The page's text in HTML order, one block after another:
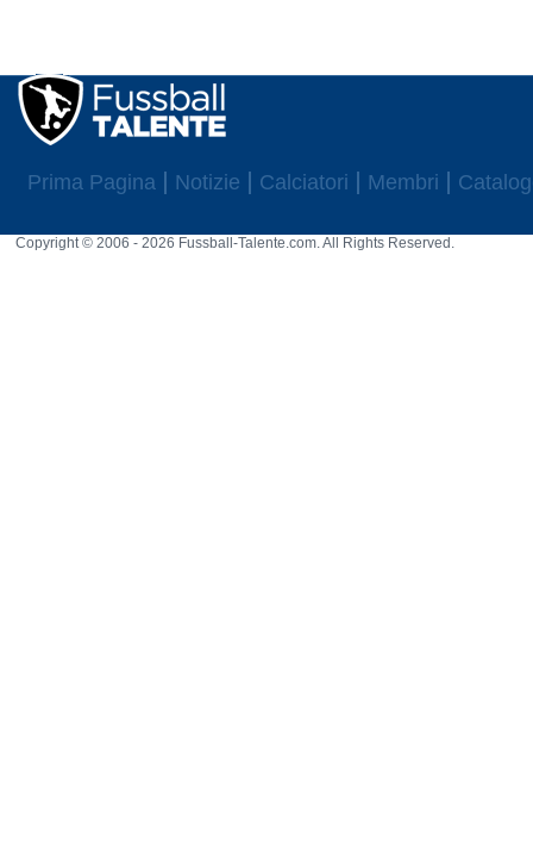
Prima Pagina Notizie Calciatori Membri
Copyright © 2006 - 2026 Fussball-Talente.com. All Rights Reserved.